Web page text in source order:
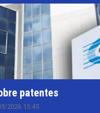
patentes
2026 15:45